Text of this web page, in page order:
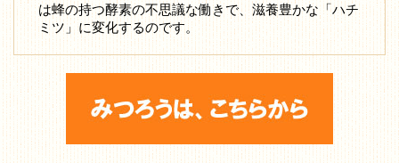
は蜂の持つ酵素の不思議な働きで、滋養豊かな「ハチ
ミツ」に変化するのです。